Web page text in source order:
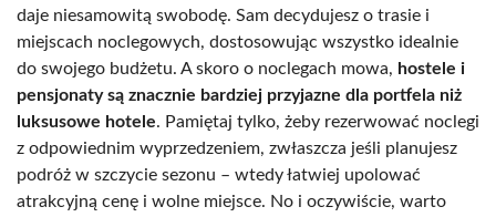
daje niesamowitą swobodę. Sam decydujesz o trasie i
miejscach noclegowych, dostosowując wszystko idealnie
do swojego budżetu. A skoro o noclegach mowa, hostele i
pensjonaty są znacznie bardziej przyjazne dla portfela niż
luksusowe hotele. Pamiętaj tylko, żeby rezerwować noclegi
z odpowiednim wyprzedzeniem, zwłaszcza jeśli planujesz
podróż w szczycie sezonu – wtedy łatwiej upolować
atrakcyjną cenę i wolne miejsce. No i oczywiście, warto